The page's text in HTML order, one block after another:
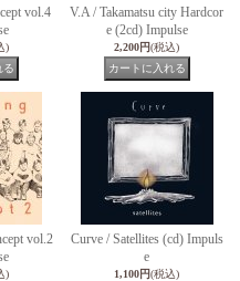
vol.4
)
V.A / Takamatsu city Hardcor
e (2cd) Impulse
2,200円(税込)
vol.2
)
Curve / Satellites (cd) Impuls
e
1,100円(税込)